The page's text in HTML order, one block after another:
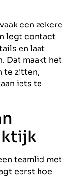
een zekere
legt contact
en laat
Dat maakt het
te zitten,
iets te
teamlid met
eerst hoe